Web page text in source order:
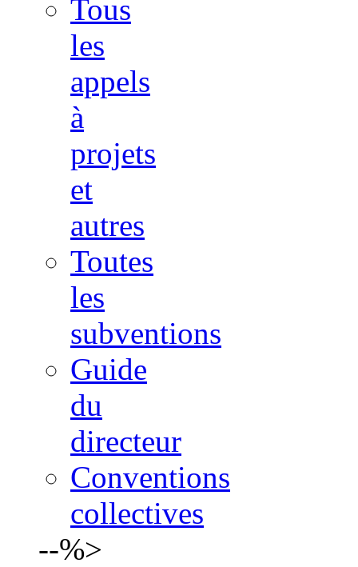
Tous
les
appels
à
projets
et
autres
Toutes
les
subventions
Guide
du
directeur
Conventions
collectives
--%>